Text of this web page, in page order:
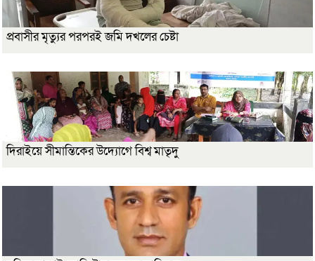
প্রবাসীর মৃত্যুর পরপরই জমি দখলের চেষ্টা
দিরাইয়ে সীমান্তিকের উদ্যোগে বিশ্ব মাতৃদু